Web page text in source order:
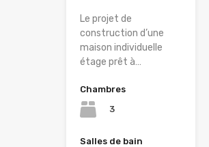
Le projet de
construction d’une
maison individuelle
étage prêt à…
Chambres
3
Salles de bain